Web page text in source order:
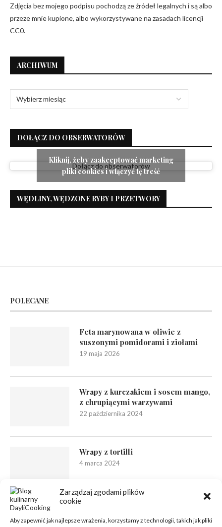
Zarządzaj zgodami plików
cookie
Aby zapewnić jak najlepsze wrażenia, korzystamy z technologii, takich jak pliki
Zdjęcia bez mojego podpisu pochodzą ze źródeł legalnych i są albo
przeze mnie kupione, albo wykorzystywane na zasadach licencji
CC0.
ARCHIWUM
DOŁĄCZ DO OBSERWATORÓW
Dołącz do obserwatorów
Kliknij, żeby zaakceptować marketing
pliki cookies i włączyć tę treść
WĘDLINY, WĘDZONE RYBY I PRZETWORY
POLECANE
Feta marynowana w oliwie z
suszonymi pomidorami i ziołami
19 maja 2026
Wrapy z kurczakiem i sosem mango,
z chrupiącymi warzywami
22 października 2024
Wrapy z tortilli
4 marca 2024